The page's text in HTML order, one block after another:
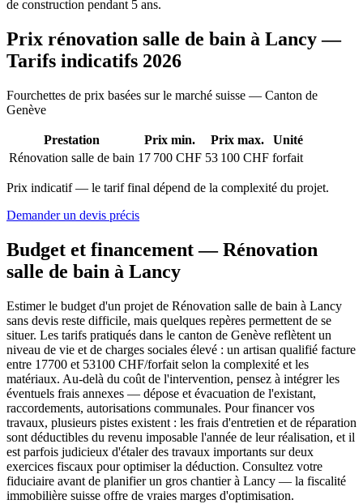
de construction pendant 5 ans.
Prix rénovation salle de bain à Lancy —
Tarifs indicatifs 2026
Fourchettes de prix basées sur le marché suisse — Canton de
Genève
Prestation Prix min. Prix max.
Unité
Rénovation salle de bain 17 700 CHF 53 100 CHF forfait
Prix indicatif — le tarif final dépend de la complexité du projet.
Demander un devis précis
Budget et financement — Rénovation
salle de bain à Lancy
Estimer le budget d'un projet de Rénovation salle de bain à Lancy
sans devis reste difficile, mais quelques repères permettent de se
situer. Les tarifs pratiqués dans le canton de Genève reflètent un
niveau de vie et de charges sociales élevé : un artisan qualifié facture
entre 17700 et 53100 CHF/forfait selon la complexité et les
matériaux. Au-delà du coût de l'intervention, pensez à intégrer les
éventuels frais annexes — dépose et évacuation de l'existant,
raccordements, autorisations communales. Pour financer vos
travaux, plusieurs pistes existent : les frais d'entretien et de réparation
sont déductibles du revenu imposable l'année de leur réalisation, et il
est parfois judicieux d'étaler des travaux importants sur deux
exercices fiscaux pour optimiser la déduction. Consultez votre
fiduciaire avant de planifier un gros chantier à Lancy — la fiscalité
immobilière suisse offre de vraies marges d'optimisation.